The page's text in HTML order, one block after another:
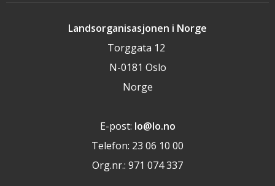
Landsorganisasjonen i Norge
Torggata 12
N-0181 Oslo
Norge
E-post: lo@lo.no
Telefon: 23 06 10 00
Org.nr.: 971 074 337